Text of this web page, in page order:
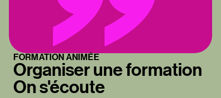
FORMATION ANIMÉE
Organiser une formation
On s'écoute